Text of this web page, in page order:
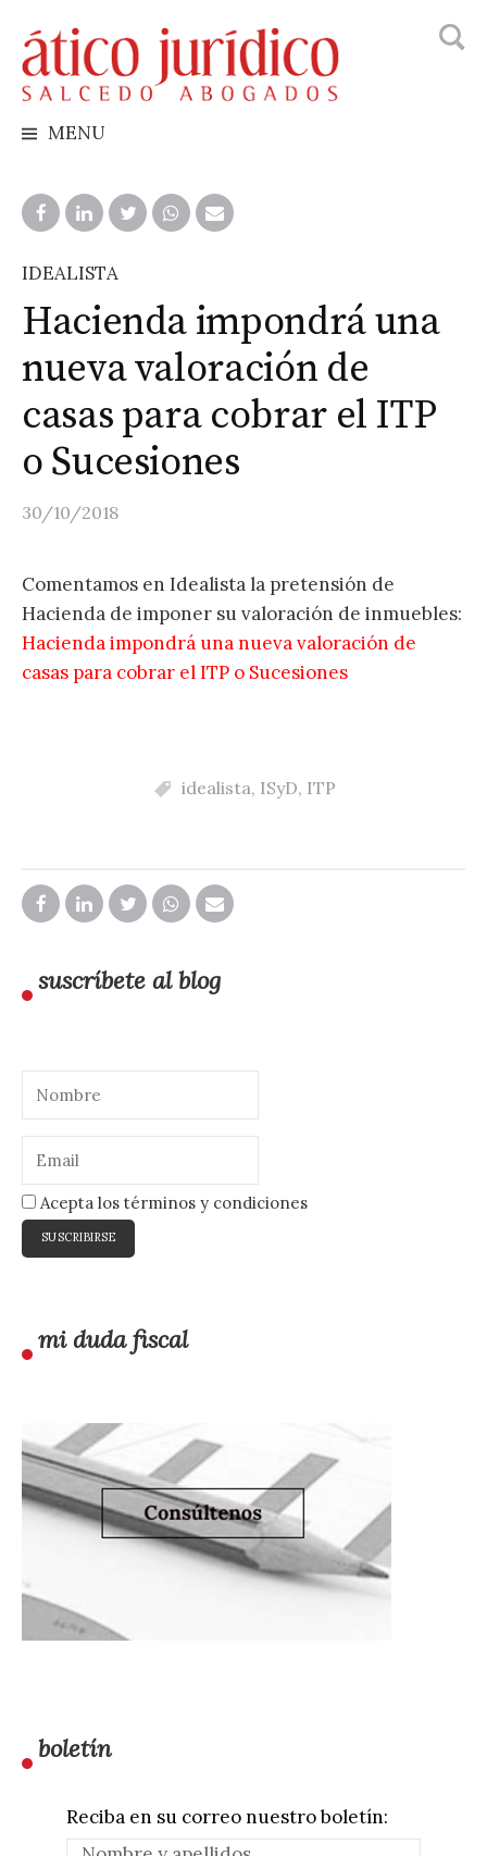
to
content
MENU
IDEALISTA
Hacienda impondrá una
nueva valoración de
casas para cobrar el ITP
o Sucesiones
30/10/2018
Comentamos en Idealista la pretensión de
Hacienda de imponer su valoración de inmuebles:
Hacienda impondrá una nueva valoración de
casas para cobrar el ITP o Sucesiones
idealista, ISyD, ITP
suscríbete al blog
Acepta los términos y condiciones
mi duda fiscal
boletín
Reciba en su correo nuestro boletín: